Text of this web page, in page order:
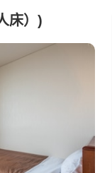
床）)